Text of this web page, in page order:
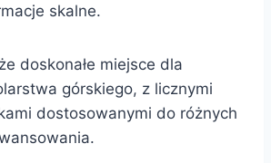
skalne.
doskonałe miejsce dla
górskiego, z licznymi
dostosowanymi do różnych